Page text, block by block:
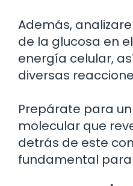
Además,
de la glucosa en
energía celular,
diversas
Prepárate para
molecular que
detrás de este
fundamental para